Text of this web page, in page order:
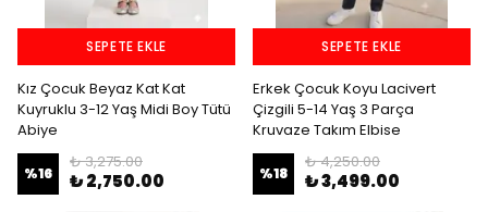
SEPETE EKLE
Kız Çocuk Beyaz Kat Kat
Kuyruklu 3-12 Yaş Midi Boy Tütü
Abiye
%16
₺ 3,275.00
₺ 2,750.00
SEPETE EKLE
Erkek Çocuk Koyu Lacivert
Çizgili 5-14 Yaş 3 Parça
Kruvaze Takım Elbise
%18
₺ 4,250.00
₺ 3,499.00